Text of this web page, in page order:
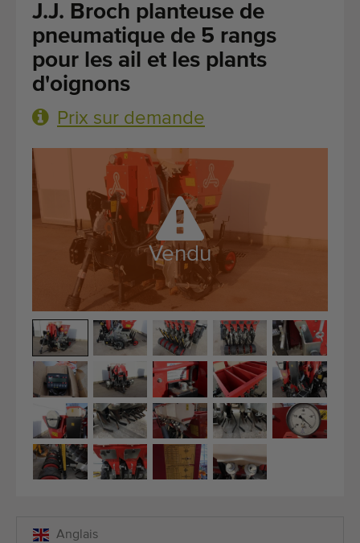
À propos de nous
FAQ
Contact
Blog
Équipement de qualité
Personnel qualifié
Livraison dans le monde entier
Depuis 1977
J.J. Broch planteuse de
pneumatique de 5 rangs
pour les ail et les plants
d'oignons
Prix sur demande
Vendu
Anglais